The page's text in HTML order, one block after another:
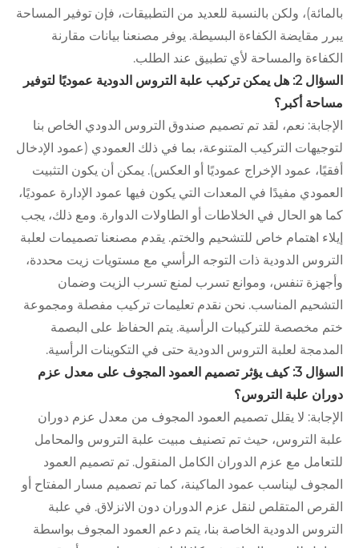
بالمائة)، ولكن بالنسبة للعديد من التطبيقات، فإن توفير المساحة
يبرر مقايضة الكفاءة البسيطة. يوفر مصنعنا بيانات مقارنة
الكفاءة والمساحة لأي تطبيق عند الطلب.
السؤال 2: هل يمكن تركيب علبة التروس الدودية عموديًا لتوفير
مساحة أكبر؟
الإجابة: نعم، لقد تم تصميم صندوق التروس الدودي الخاص بنا
لتوجيهات التركيب المتنوعة، بما في ذلك العمودي (عمود الإدخال
أفقيًا، عمود الإخراج عموديًا أو العكس). يمكن أن يكون التثبيت
العمودي مفيدًا في المعدات التي يكون فيها عمود الإدارة عموديًا،
كما هو الحال في الخلاطات أو الطاولات الدوارة. ومع ذلك، يجب
إيلاء اهتمام خاص للتشحيم والختم. يقدم مصنعنا تصميمات لعلبة
التروس الدودية ذات التوجه الرأسي مع مستويات زيت محددة،
وأجهزة تنفس، وموانع تسرب لمنع تسرب الزيت وضمان
التشحيم المناسب. نحن نقدم تعليمات تركيب مفصلة ومجموعة
ختم مخصصة للتركيبات الرأسية. يتم الحفاظ على البصمة
المدمجة لعلبة التروس الدودية حتى في التكوينات الرأسية.
السؤال 3: كيف يؤثر تصميم العمود المجوف على معدل عزم
دوران علبة التروس؟
الإجابة: لا يقلل تصميم العمود المجوف من معدل عزم دوران
علبة التروس، حيث تم تصنيف مبيت علبة التروس والمحامل
للتعامل مع عزم الدوران الكامل المنقول. تم تصميم العمود
المجوف ليناسب عمود الماكينة، كما تم تصميم مسار المفتاح أو
القرص المتقلص لنقل عزم الدوران دون الانزلاق. في علبة
التروس الدودية الخاصة بنا، يتم دعم العمود المجوف بواسطة